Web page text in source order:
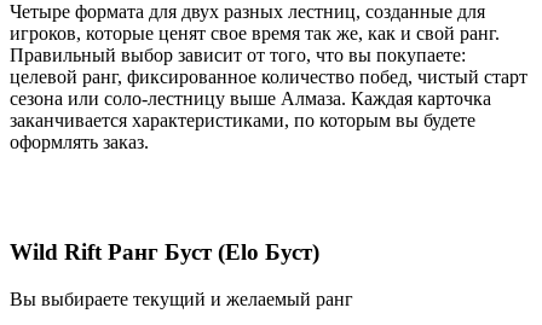
Четыре формата для двух разных лестниц, созданные для
игроков, которые ценят свое время так же, как и свой ранг.
Правильный выбор зависит от того, что вы покупаете:
целевой ранг, фиксированное количество побед, чистый старт
сезона или соло-лестницу выше Алмаза. Каждая карточка
заканчивается характеристиками, по которым вы будете
оформлять заказ.
Wild Rift Ранг Буст (Elo Буст)
Вы выбираете текущий и желаемый ранг